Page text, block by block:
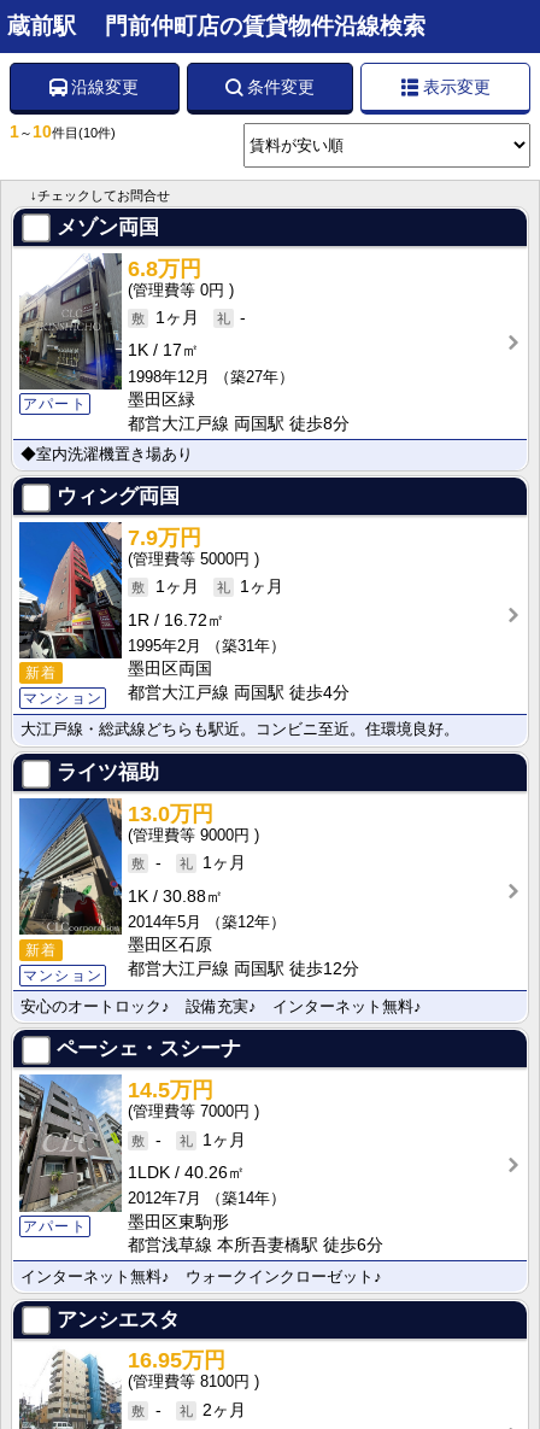
蔵前駅 門前仲町店の賃貸物件沿線検索
沿線変更 条件変更 表示変更
1～10件目 (10件)
↓チェックしてお問合せ
メゾン両国
アパート
6.8万円
0円
1ヶ月
-
1K
17㎡
1998年12月
（築27年）
墨田区緑
都営大江戸線 両国駅 徒歩8分
◆室内洗濯機置き場あり
ウィング両国
新着
マンション
7.9万円
5000円
1ヶ月
1ヶ月
1R
16.72㎡
1995年2月
（築31年）
墨田区両国
都営大江戸線 両国駅 徒歩4分
大江戸線・総武線どちらも駅近。コンビニ至近。住環境良好。
ライツ福助
新着
マンション
13.0万円
9000円
-
1ヶ月
1K
30.88㎡
2014年5月
（築12年）
墨田区石原
都営大江戸線 両国駅 徒歩12分
安心のオートロック♪ 設備充実♪ インターネット無料♪
ペーシェ・スシーナ
アパート
14.5万円
7000円
-
1ヶ月
1LDK
40.26㎡
2012年7月
（築14年）
墨田区東駒形
都営浅草線 本所吾妻橋駅 徒歩6分
インターネット無料♪ ウォークインクローゼット♪
アンシエスタ
16.95万円
8100円
-
2ヶ月